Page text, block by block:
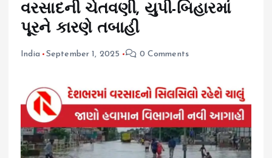
વરસાદની ચેતવણી, યુપી-બિહારમાં
પૂરને કારણે તબાહી
India September 1, 2025 0 Comments